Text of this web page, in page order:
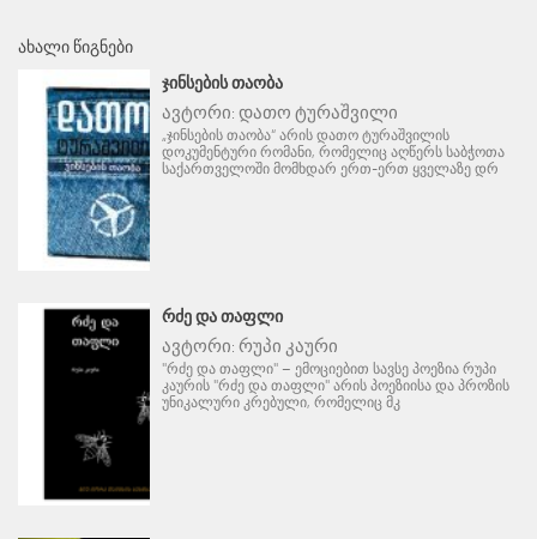
ᲐᲮᲐᲚᲘ ᲬᲘᲒᲜᲔᲑᲘ
ᲯᲘᲜᲡᲔᲑᲘᲡ ᲗᲐᲝᲑᲐ
ავტორი: დათო ტურაშვილი
„ჯინსების თაობა“ არის დათო ტურაშვილის
დოკუმენტური რომანი, რომელიც აღწერს საბჭოთა
საქართველოში მომხდარ ერთ-ერთ ყველაზე დრ
ᲠᲫᲔ ᲓᲐ ᲗᲐᲤᲚᲘ
ავტორი: რუპი კაური
"რძე და თაფლი" – ემოციებით სავსე პოეზია რუპი
კაურის "რძე და თაფლი" არის პოეზიისა და პროზის
უნიკალური კრებული, რომელიც მკ